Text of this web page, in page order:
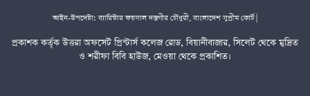
আইন-উপদেষ্টা: ব্যারিস্টার ফয়সাল দস্তগীর চৌধুরী, বাংলাদেশ সুপ্রীম কোর্ট |
প্রকাশক কর্তৃক উত্তরা অফসেট প্রিন্টার্স কলেজ রোড, বিয়ানীবাজার, সিলেট থেকে মুদ্রিত
ও শরীফা বিবি হাউজ, মেওয়া থেকে প্রকাশিত।